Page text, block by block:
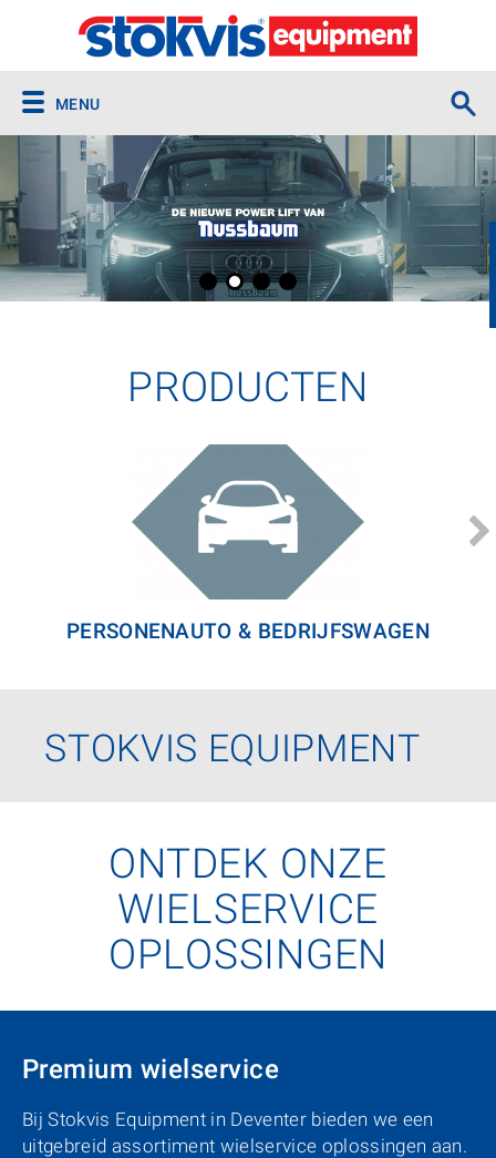
MENU
PRODUCTEN
PERSONENAUTO & BEDRIJFSWAGEN
STOKVIS EQUIPMENT
ONTDEK ONZE
WIELSERVICE
OPLOSSINGEN
Premium wielservice
Bij Stokvis Equipment in Deventer bieden we een
uitgebreid assortiment wielservice oplossingen aan.